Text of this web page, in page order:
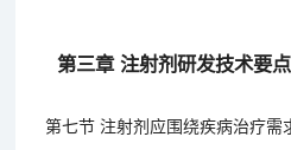
第三章 注射剂研发技术要点
第七节 注射剂应围绕疾病治疗